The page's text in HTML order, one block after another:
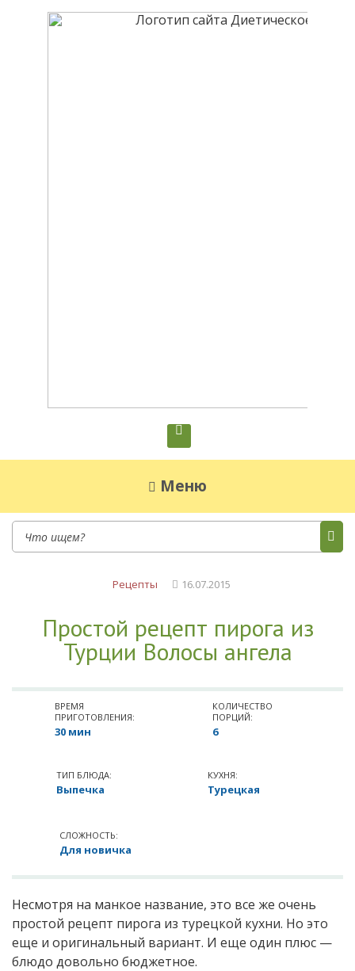
Диетическое питание
Диетическое питание — рецепты на каждый
Меню
Рецепты 16.07.2015
Простой рецепт пирога из
Турции Волосы ангела
ВРЕМЯ
ПРИГОТОВЛЕНИЯ:
30 мин
КОЛИЧЕСТВО
ПОРЦИЙ:
6
ТИП БЛЮДА:
Выпечка
КУХНЯ:
Турецкая
СЛОЖНОСТЬ:
Для новичка
Несмотря на манкое название, это все же очень
простой рецепт пирога из турецкой кухни. Но это
еще и оригинальный вариант. И еще один плюс —
блюдо довольно бюджетное.